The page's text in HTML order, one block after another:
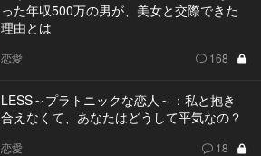
った年収500万の男が、美女と交際できた
理由とは
恋愛 168
LESS～プラトニックな恋人～：私と抱き
合えなくて、あなたはどうして平気なの？
恋愛 18